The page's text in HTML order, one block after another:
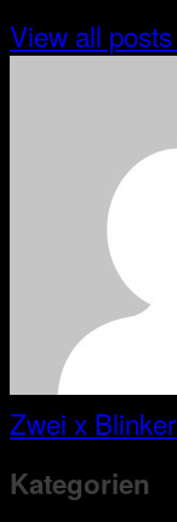
View all
Zwei x
Kategorien